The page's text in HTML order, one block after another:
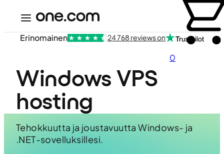
0
Erinomainen 24 768 reviews on
Windows VPS
hosting
Tehokkuutta ja joustavuutta Windows- ja
.NET-sovelluksillesi.